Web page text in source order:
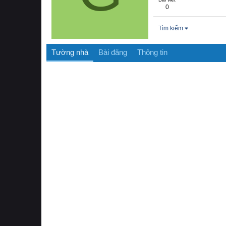
0
Tìm kiếm
Tường nhà Bài đăng Thông tin